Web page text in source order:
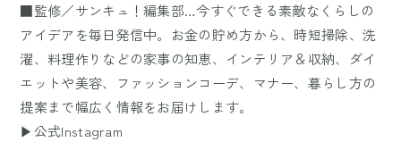
■監修／サンキュ！編集部…今すぐできる素敵なくらしの
アイデアを毎日発信中。お金の貯め方から、時短掃除、洗
濯、料理作りなどの家事の知恵、インテリア＆収納、ダイ
エットや美容、ファッションコーデ、マナー、暮らし方の
提案まで幅広く情報をお届けします。
▶公式Instagram